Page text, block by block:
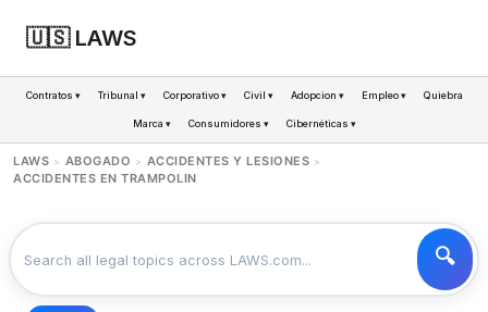
🇺🇸 LAWS
Contratos ▾ Tribunal ▾ Corporativo ▾ Civil ▾ Adopcion ▾ Empleo ▾ Quiebra
Marca ▾ Consumidores ▾ Cibernéticas ▾
LAWS > ABOGADO > ACCIDENTES Y LESIONES >
ACCIDENTES EN TRAMPOLIN